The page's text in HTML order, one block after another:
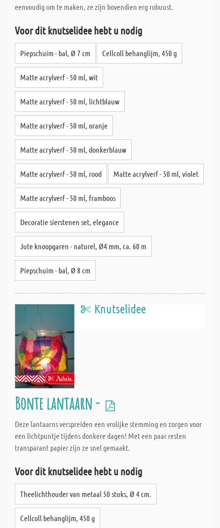
eenvoudig om te maken, ze zijn bovendien erg robuust.
Voor dit knutselidee hebt u nodig
Piepschuim - bal, Ø 7 cm Cellcoll behanglijm, 450 g
Matte acrylverf - 50 ml, wit
Matte acrylverf - 50 ml, lichtblauw
Matte acrylverf - 50 ml, oranje
Matte acrylverf - 50 ml, donkerblauw
Matte acrylverf - 50 ml, rood Matte acrylverf - 50 ml, violet
Matte acrylverf - 50 ml, framboos
Decoratie sierstenen set, elegance
Jute knoopgaren - naturel, Ø4 mm, ca. 60 m
Piepschuim - bal, Ø 8 cm
Knutselidee
Bonte lantaarn -
Deze lantaarns verspreiden een vrolijke stemming en zorgen voor
een lichtpuntje tijdens donkere dagen! Met een paar resten
transparant papier zijn ze snel gemaakt.
Voor dit knutselidee hebt u nodig
Theelichthouder van metaal 50 stuks, Ø 4 cm.
Cellcoll behanglijm, 450 g